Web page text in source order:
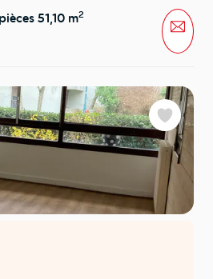
51,10 m2
Favoris